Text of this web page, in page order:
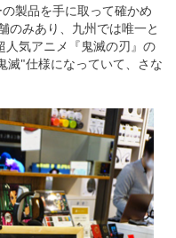
製品を手に取って確かめ
のみあり、九州では唯一と
人気アニメ『鬼滅の刃』の
滅"仕様になっていて、さな